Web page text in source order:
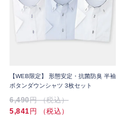
【WEB限定】 形態安定・抗菌防臭 半袖
ボタンダウンシャツ 3枚セット
6,490円 （税込）
5,841 円 （税込）